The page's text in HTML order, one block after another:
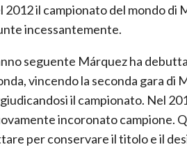
2012 il campionato del mondo di
incessantemente.
seguente Márquez ha
vincendo la seconda gara di
il campionato. Nel
incoronato campione.
per conservare il titolo e il